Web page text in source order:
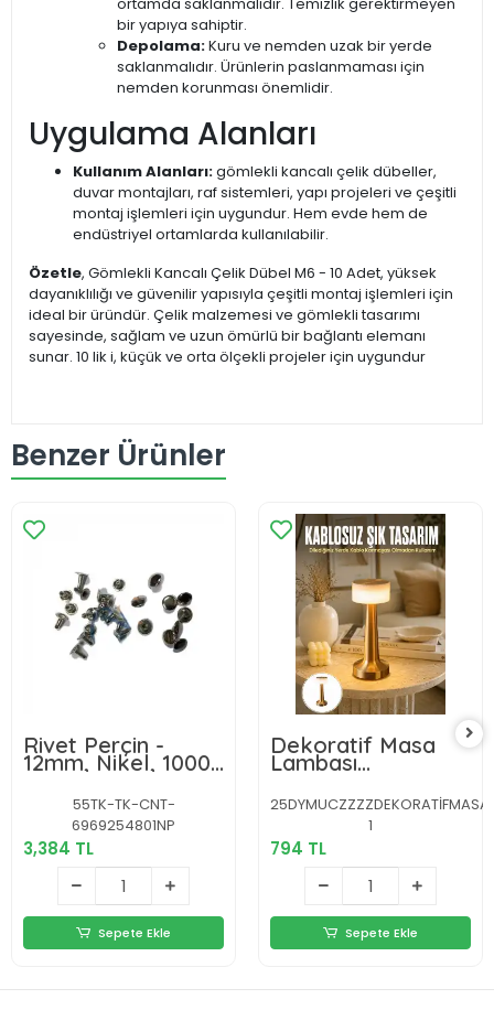
bir yapıya sahiptir.
Depolama:Kuru ve nemden uzak bir yerde
saklanmalıdır. Ürünlerin paslanmaması için
nemden korunması önemlidir.
Uygulama Alanları
Kullanım Alanları:gömlekli kancalı çelik dübeller,
duvar montajları, raf sistemleri, yapı projeleri ve çeşitli
montaj işlemleri için uygundur. Hem evde hem de
endüstriyel ortamlarda kullanılabilir.
Özetle, Gömlekli Kancalı Çelik Dübel M6 - 10 Adet, yüksek
dayanıklılığı ve güvenilir yapısıyla çeşitli montaj işlemleri için
ideal bir üründür. Çelik malzemesi ve gömlekli tasarımı
sayesinde, sağlam ve uzun ömürlü bir bağlantı elemanı
sunar. 10 lik i, küçük ve orta ölçekli projeler için uygundur
Benzer Ürünler
Rivet Perçin -
12mm, Nikel, 1000
Adet
55TK-TK-CNT-
6969254801NP
3,384 TL
Sepete Ekle
Dekoratif Masa
Lambası
Dokunmatik Renk
Değiştirebilen
Gece Lambası Yeni
1
794 TL
Sepete Ekle